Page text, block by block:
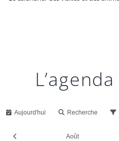
Aujourd'hui Recherche
Août